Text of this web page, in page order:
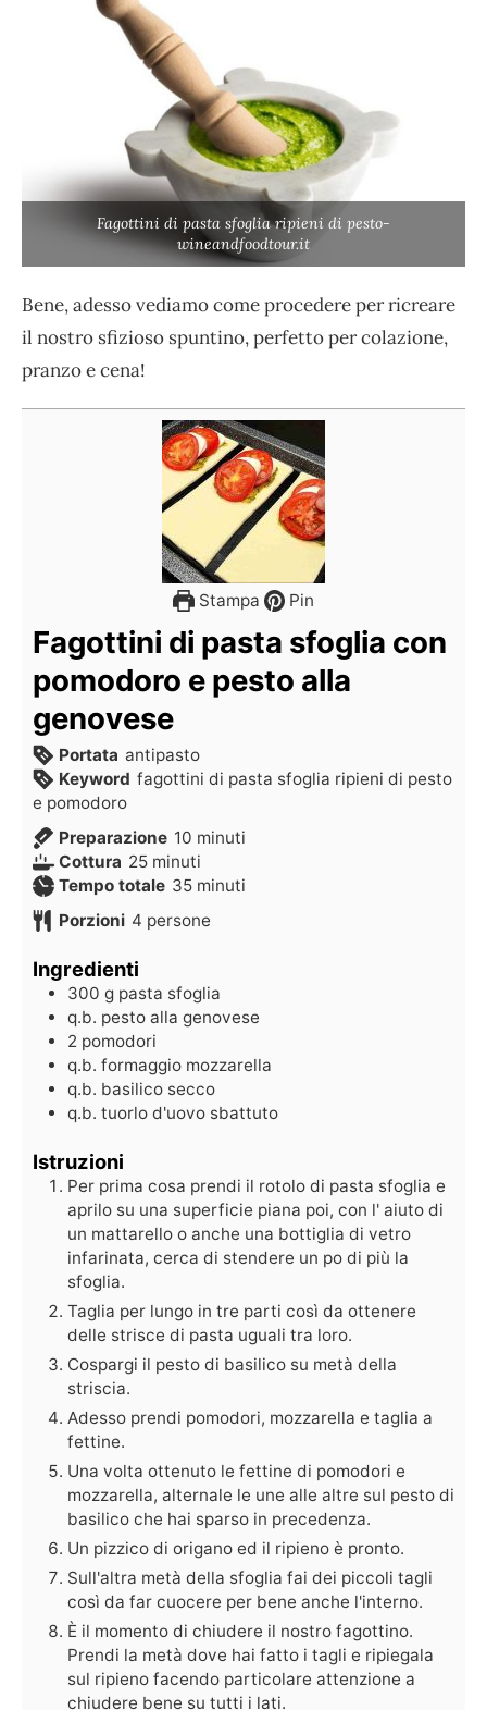
Fagottini di pasta sfoglia ripieni di pesto-
wineandfoodtour.it
Bene, adesso vediamo come procedere per ricreare
il nostro sfizioso spuntino, perfetto per colazione,
pranzo e cena!
Stampa Pin
Fagottini di pasta sfoglia con
pomodoro e pesto alla
genovese
Portata antipasto
Keyword fagottini di pasta sfoglia ripieni di pesto
e pomodoro
Preparazione 10 minuti
Cottura 25 minuti
Tempo totale 35 minuti
Porzioni 4 persone
Ingredienti
300 g pasta sfoglia
q.b. pesto alla genovese
2 pomodori
q.b. formaggio mozzarella
q.b. basilico secco
q.b. tuorlo d'uovo sbattuto
Istruzioni
Per prima cosa prendi il rotolo di pasta sfoglia e
aprilo su una superficie piana poi, con l' aiuto di
un mattarello o anche una bottiglia di vetro
infarinata, cerca di stendere un po di più la
sfoglia.
Taglia per lungo in tre parti così da ottenere
delle strisce di pasta uguali tra loro.
Cospargi il pesto di basilico su metà della
striscia.
Adesso prendi pomodori, mozzarella e taglia a
fettine.
Una volta ottenuto le fettine di pomodori e
mozzarella, alternale le une alle altre sul pesto di
basilico che hai sparso in precedenza.
Un pizzico di origano ed il ripieno è pronto.
Sull'altra metà della sfoglia fai dei piccoli tagli
così da far cuocere per bene anche l'interno.
È il momento di chiudere il nostro fagottino.
Prendi la metà dove hai fatto i tagli e ripiegala
sul ripieno facendo particolare attenzione a
chiudere bene su tutti i lati.